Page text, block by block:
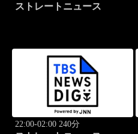
ストレートニュース
22:00-02:00 240分